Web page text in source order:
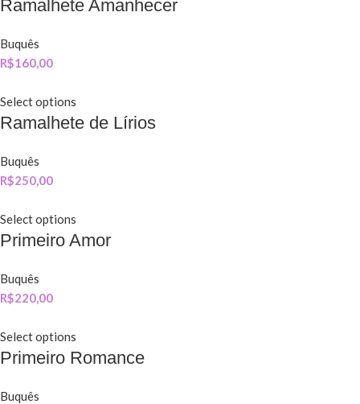
Ramalhete Amanhecer
Buquês
R$160,00
Select options
Ramalhete de Lírios
Buquês
R$250,00
Select options
Primeiro Amor
Buquês
R$220,00
Select options
Primeiro Romance
Buquês